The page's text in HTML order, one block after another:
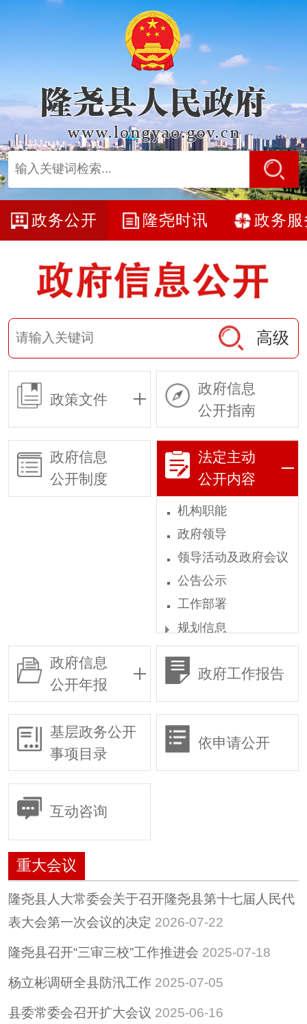
政务公开 隆尧时讯 政务服
高级
政策文件
政府信息
公开指南
政府信息
公开制度
法定主动
公开内容
机构职能
政府领导
领导活动及政府会议
公告公示
工作部署
规划信息
统计信息
权责清单
行政许可
行政复议
行政执法
惠民惠农财政补贴专
重大决策
重大会议
其他
政府信息
公开年报
政府工作报告
基层政务公开
事项目录
依申请公开
互动咨询
重大会议
隆尧县人大常委会关于召开隆尧县第十七届人民代
表大会第一次会议的决定 2026-07-22
隆尧县召开“三审三校”工作推进会 2025-07-18
杨立彬调研全县防汛工作 2025-07-05
县委常委会召开扩大会议 2025-06-16